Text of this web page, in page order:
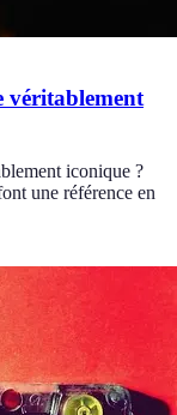
véritablement
iconique ?
une référence en